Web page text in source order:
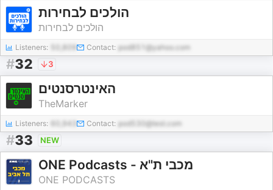
הולכים לבחירות
הולכים לבחירות
Listeners: Contact: pod851@yahoo.com
#32 3
האינטרסנטים
TheMarker
Listeners: 60,943 Contact: pod530@test.com
#33 NEW
ONE Podcasts - מכבי ת"א
ONE PODCASTS